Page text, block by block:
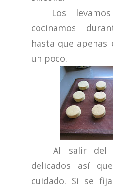
Los
cocinamos
hasta que apenas
un poco.
Al salir del
delicados así
cuidado. Si se